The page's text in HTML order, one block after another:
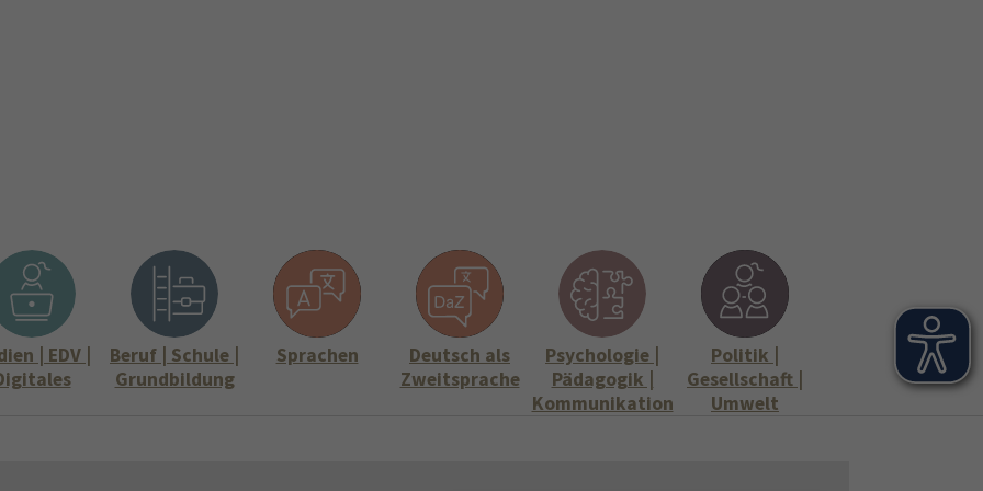
| EDV |
Beruf | Schule |
Grundbildung
Sprachen
Deutsch als
Zweitsprache
Psychologie |
Pädagogik |
Kommunikation
Politik |
Gesellschaft |
Umwelt